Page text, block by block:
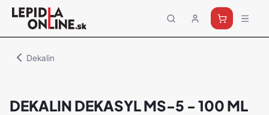
Priemyselné
lepidlá
Dekalin
DEKALIN DEKASYL MS-5 - 100 ML